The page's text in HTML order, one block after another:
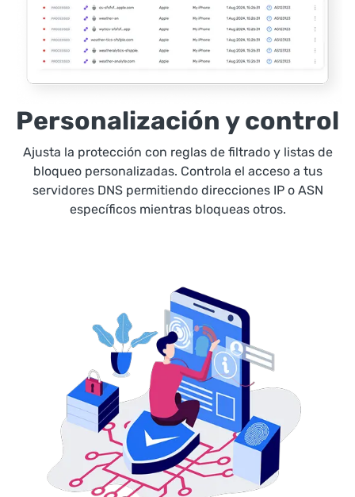
Personalización y control
Ajusta la protección con reglas de filtrado y listas de
bloqueo personalizadas. Controla el acceso a tus
servidores DNS permitiendo direcciones IP o ASN
específicos mientras bloqueas otros.